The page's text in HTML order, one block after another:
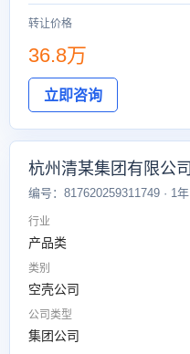
转让价格
36.8万
立即咨询
杭州清某集团有限公司
编号：817620259311749 · 1年
行业
产品类
类别
空壳公司
公司类型
集团公司